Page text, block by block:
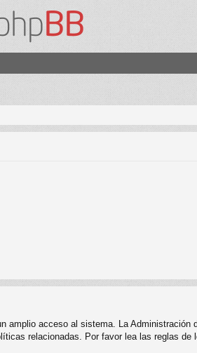
acceso al sistema. La
relacionadas. Por favor lea las reglas de